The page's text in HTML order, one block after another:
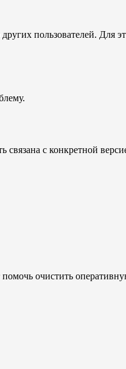
пользователей. Для
с конкретной
очистить